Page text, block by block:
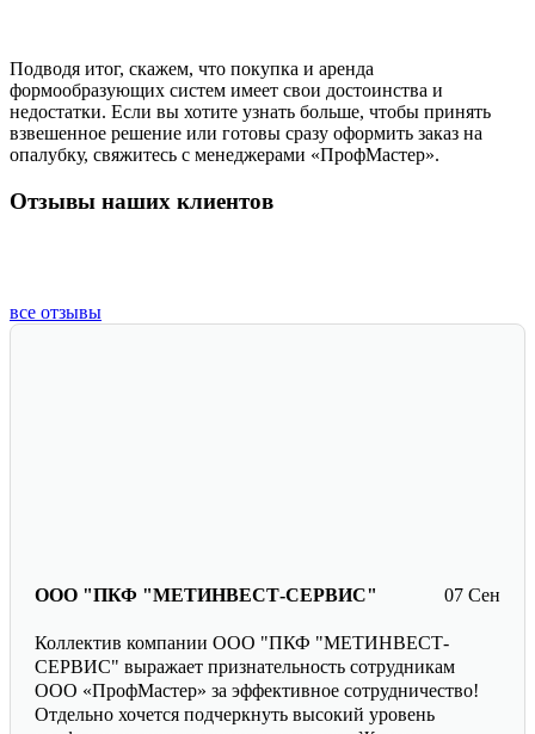
Подводя итог, скажем, что покупка и аренда
формообразующих систем имеет свои достоинства и
недостатки. Если вы хотите узнать больше, чтобы принять
взвешенное решение или готовы сразу оформить заказ на
опалубку, свяжитесь с менеджерами «ПрофМастер».
Отзывы наших клиентов
все отзывы
07 Сен
ООО "ПКФ "МЕТИНВЕСТ-СЕРВИС"
Коллектив компании ООО "ПКФ "МЕТИНВЕСТ-
СЕРВИС" выражает признательность сотрудникам
ООО «ПрофМастер» за эффективное сотрудничество!
Отдельно хочется подчеркнуть высокий уровень